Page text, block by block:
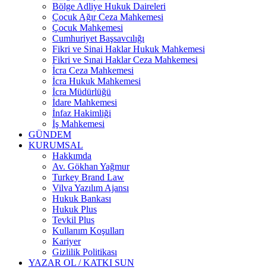
Bölge Adliye Hukuk Daireleri
Çocuk Ağır Ceza Mahkemesi
Çocuk Mahkemesi
Cumhuriyet Başsavcılığı
Fikri ve Sinai Haklar Hukuk Mahkemesi
Fikri ve Sınai Haklar Ceza Mahkemesi
İcra Ceza Mahkemesi
İcra Hukuk Mahkemesi
İcra Müdürlüğü
İdare Mahkemesi
İnfaz Hakimliği
İş Mahkemesi
GÜNDEM
KURUMSAL
Hakkımda
Av. Gökhan Yağmur
Turkey Brand Law
Vilva Yazılım Ajansı
Hukuk Bankası
Hukuk Plus
Tevkil Plus
Kullanım Koşulları
Kariyer
Gizlilik Politikası
YAZAR OL / KATKI SUN